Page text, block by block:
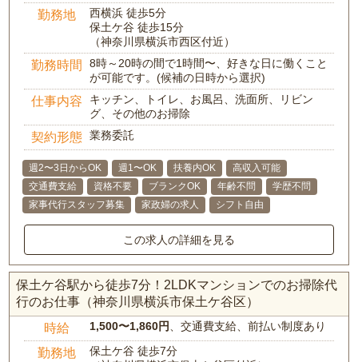
勤務地
西横浜 徒歩5分
保土ケ谷 徒歩15分
（神奈川県横浜市西区付近）
勤務時間
8時～20時の間で1時間〜、好きな日に働くこと
が可能です。(候補の日時から選択)
仕事内容
キッチン、トイレ、お風呂、洗面所、リビン
グ、その他のお掃除
契約形態 業務委託
週2〜3日からOK 週1〜OK 扶養内OK
高収入可能
交通費支給
資格不要 ブランクOK 年齢不問
学歴不問
家事代行スタッフ募集
家政婦の求人 シフト自由
この求人の詳細を見る
保土ケ谷駅から徒歩7分！2LDKマンションでのお掃除代
行のお仕事（神奈川県横浜市保土ケ谷区）
時給 1,500〜1,860円、交通費支給、前払い制度あり
勤務地
保土ケ谷 徒歩7分